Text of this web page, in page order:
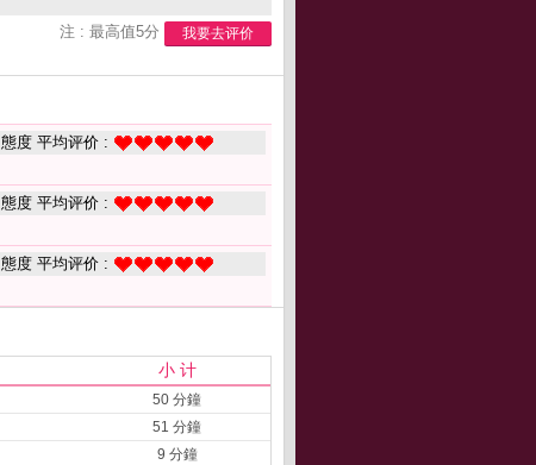
注 : 最高值5分 我要去评价
態度 平均评价 :
態度 平均评价 :
態度 平均评价 :
小 计
50 分鐘
51 分鐘
9 分鐘